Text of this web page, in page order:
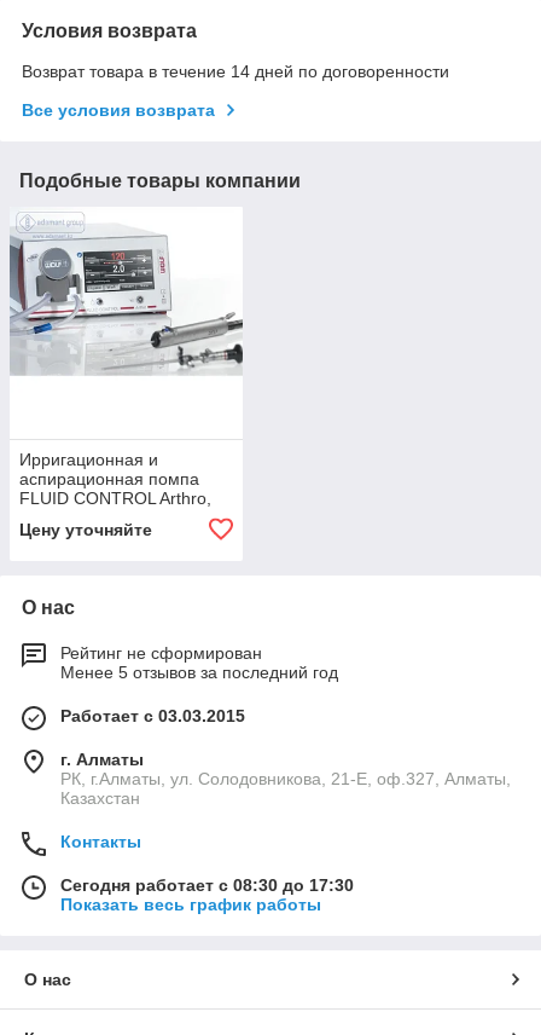
Условия возврата
Возврат товара в течение 14 дней по договоренности
Все условия возврата
Подобные товары компании
Ирригационная и
аспирационная помпа
FLUID CONTROL Arthro,
Цену уточняйте
О нас
Рейтинг не сформирован
Менее 5 отзывов за последний год
Работает с 03.03.2015
г. Алматы
РК, г.Алматы, ул. Солодовникова, 21-Е, оф.327, Алматы,
Казахстан
Контакты
Сегодня работает с 08:30 до 17:30
Показать весь график работы
О нас